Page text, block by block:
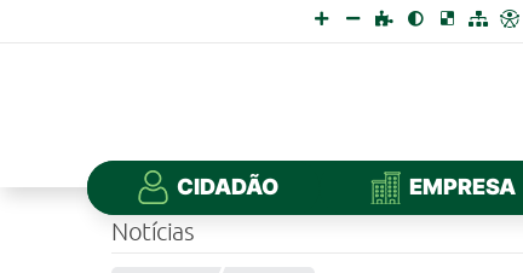
CIDADÃO EMPRESA
Notícias